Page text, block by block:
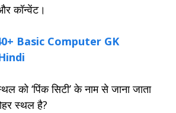
कॉन्वेंट।
Basic Computer GK
को ‘पिंक सिटी’ के नाम से जाना जाता
स्थल है?